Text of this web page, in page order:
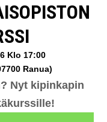
Klo 17:00
Ranua)
Nyt kipinkapin